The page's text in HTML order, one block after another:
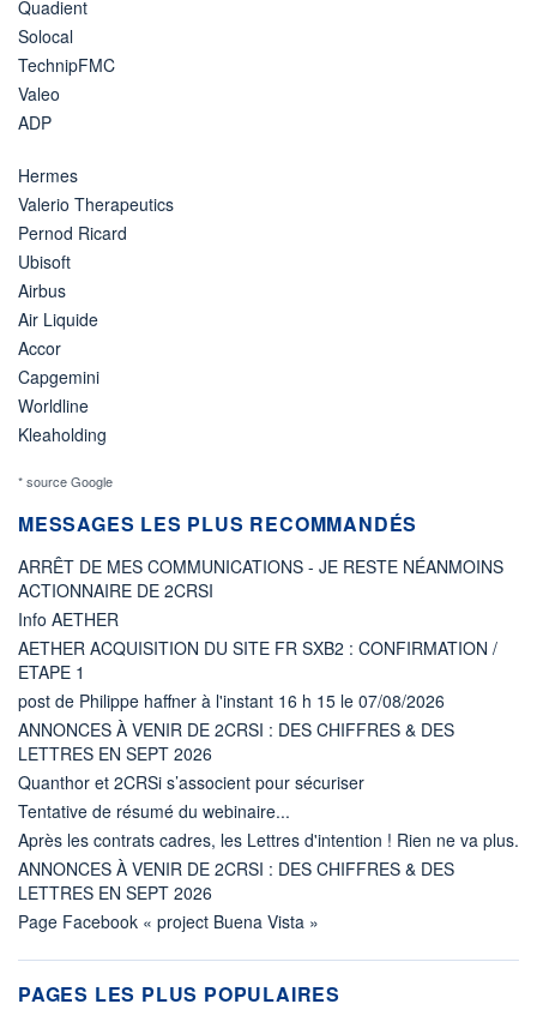
Quadient
Solocal
TechnipFMC
Valeo
ADP
Hermes
Valerio Therapeutics
Pernod Ricard
Ubisoft
Airbus
Air Liquide
Accor
Capgemini
Worldline
Kleaholding
* source Google
MESSAGES LES PLUS RECOMMANDÉS
ARRÊT DE MES COMMUNICATIONS - JE RESTE NÉANMOINS
ACTIONNAIRE DE 2CRSI
Info AETHER
AETHER ACQUISITION DU SITE FR SXB2 : CONFIRMATION /
ETAPE 1
post de Philippe haffner à l'instant 16 h 15 le 07/08/2026
ANNONCES À VENIR DE 2CRSI : DES CHIFFRES & DES
LETTRES EN SEPT 2026
Quanthor et 2CRSi s’associent pour sécuriser
Tentative de résumé du webinaire...
Après les contrats cadres, les Lettres d'intention ! Rien ne va plus.
ANNONCES À VENIR DE 2CRSI : DES CHIFFRES & DES
LETTRES EN SEPT 2026
Page Facebook « project Buena Vista »
PAGES LES PLUS POPULAIRES